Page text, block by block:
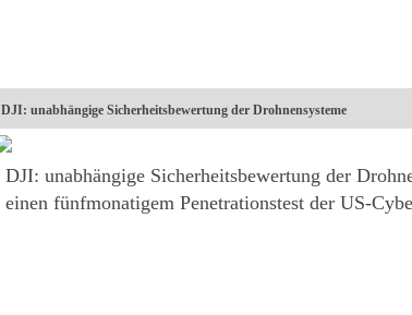
DJI: unabhängige Sicherheitsbewertung der Drohnensysteme
DJI: unabhängige Sicherheitsbewertung der
einen fünfmonatigem Penetrationstest der US-